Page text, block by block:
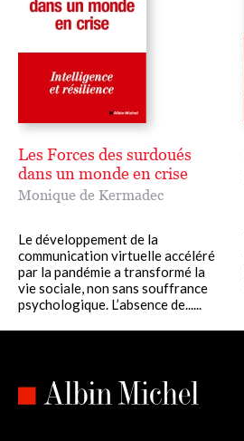
Les Forces des surdoués
dans un monde en crise
Monique de Kermadec
Le développement de la
communication virtuelle accéléré
par la pandémie a transformé la
vie sociale, non sans souffrance
psychologique. L’absence de......